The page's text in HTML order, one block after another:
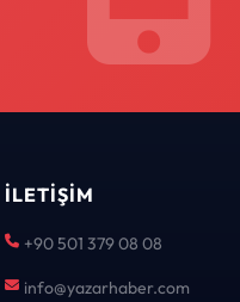
İLETIŞIM
+90 501 379 08 08
info@yazarhaber.com